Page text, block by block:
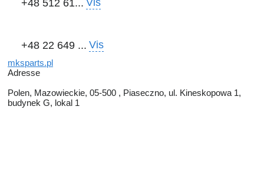
+48 512 61...
+48 22 649 ... Vis
mksparts.pl
Adresse
Polen, Mazowieckie, 05-500 , Piaseczno, ul. Kineskopowa 1,
budynek G, lokal 1